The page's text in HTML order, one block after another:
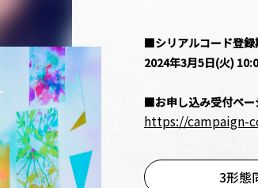
■シリアルコード登録
2024年3月5日(火)
■お申し込み受付ペー
https://campaign-
3形態